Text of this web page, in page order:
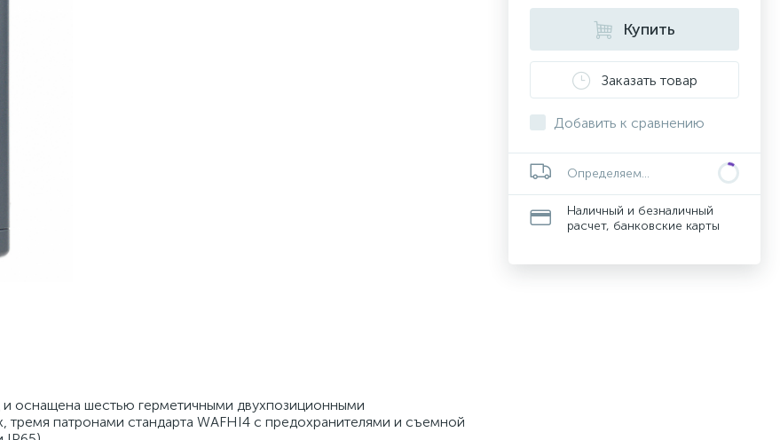
оснащена шестью герметичными двухпозиционными
патронами стандарта WAFHI4 с предохранителями и съемной
Купить
Заказать товар
Добавить к сравнению
Определяем...
Наличный и безналичный
расчет, банковские карты